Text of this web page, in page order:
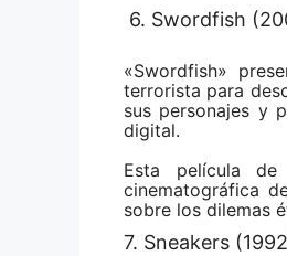
6. Swordfish
«Swordfish»
terrorista para
sus personajes y
digital.
Esta película de
cinematográfica
sobre los dilemas
7. Sneakers